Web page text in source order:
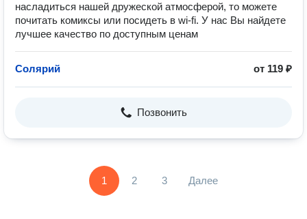
насладиться нашей дружеской атмосферой, то можете
почитать комиксы или посидеть в wi-fi. У нас Вы найдете
лучшее качество по доступным ценам
Солярий от 119 ₽
Позвонить
1 2 3 Далее